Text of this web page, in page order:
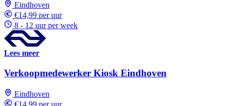
Eindhoven
€14,99 per uur
8 - 12 uur per week
Lees meer
Verkoopmedewerker Kiosk Eindhoven
Eindhoven
€14,99 per uur